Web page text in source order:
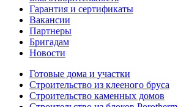
Гарантия и сертификаты
Вакансии
Партнеры
Бригадам
Новости
Готовые дома и участки
Строительство из клееного бруса
Строительство каменных домов